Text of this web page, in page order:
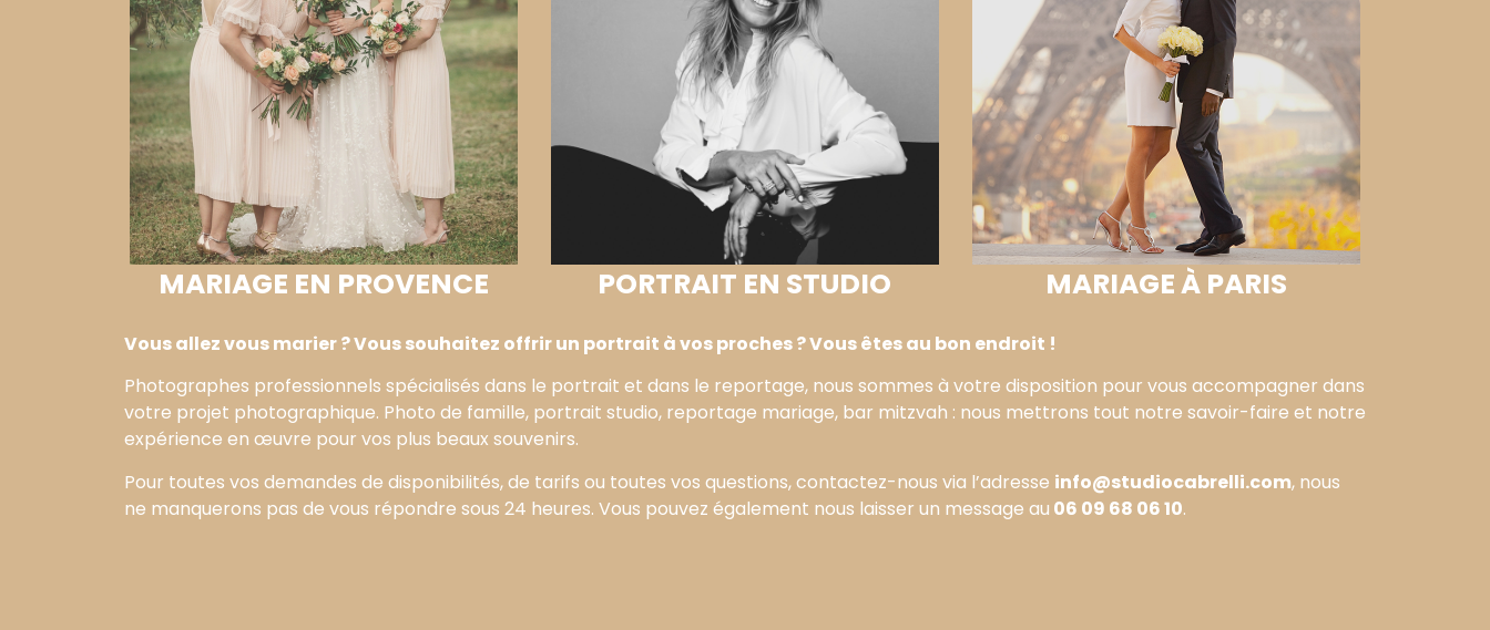
MARIAGE EN PROVENCE PORTRAIT EN STUDIO MARIAGE À PARIS
Vous allez vous marier ? Vous souhaitez offrir un portrait à vos proches ? Vous êtes au bon endroit !
Photographes professionnels spécialisés dans le portrait et dans le reportage, nous sommes à votre disposition pour vous accompagner dans
votre projet photographique. Photo de famille, portrait studio, reportage mariage, bar mitzvah : nous mettrons tout notre savoir-faire et notre
expérience en œuvre pour vos plus beaux souvenirs.
Pour toutes vos demandes de disponibilités, de tarifs ou toutes vos questions, contactez-nous via l’adresse info@studiocabrelli.com, nous
ne manquerons pas de vous répondre sous 24 heures. Vous pouvez également nous laisser un message au 06 09 68 06 10.